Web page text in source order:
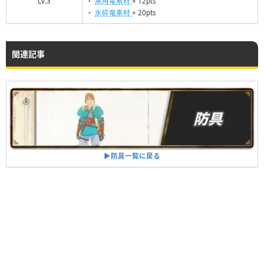
・ 氷砕竜素材 × 20pts
関連記事
▶︎防具一覧に戻る